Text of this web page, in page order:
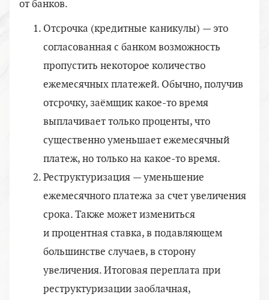
от банков.
Отсрочка (кредитные каникулы) — это
согласованная с банком возможность
пропустить некоторое количество
ежемесячных платежей. Обычно, получив
отсрочку, заёмщиккакое-то время
выплачивает только проценты, что
существенно уменьшает ежемесячный
платеж, но только на какое-то время.
Реструктуризация — уменьшение
ежемесячного платежа за счет увеличения
срока. Также может измениться
и процентная ставка, в подавляющем
большинстве случаев, в сторону
увеличения. Итоговая переплата при
реструктуризации заоблачная,